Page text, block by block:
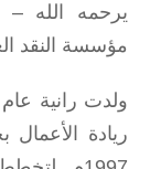
يرحمه الله –
مؤسسة النقد
ريادة